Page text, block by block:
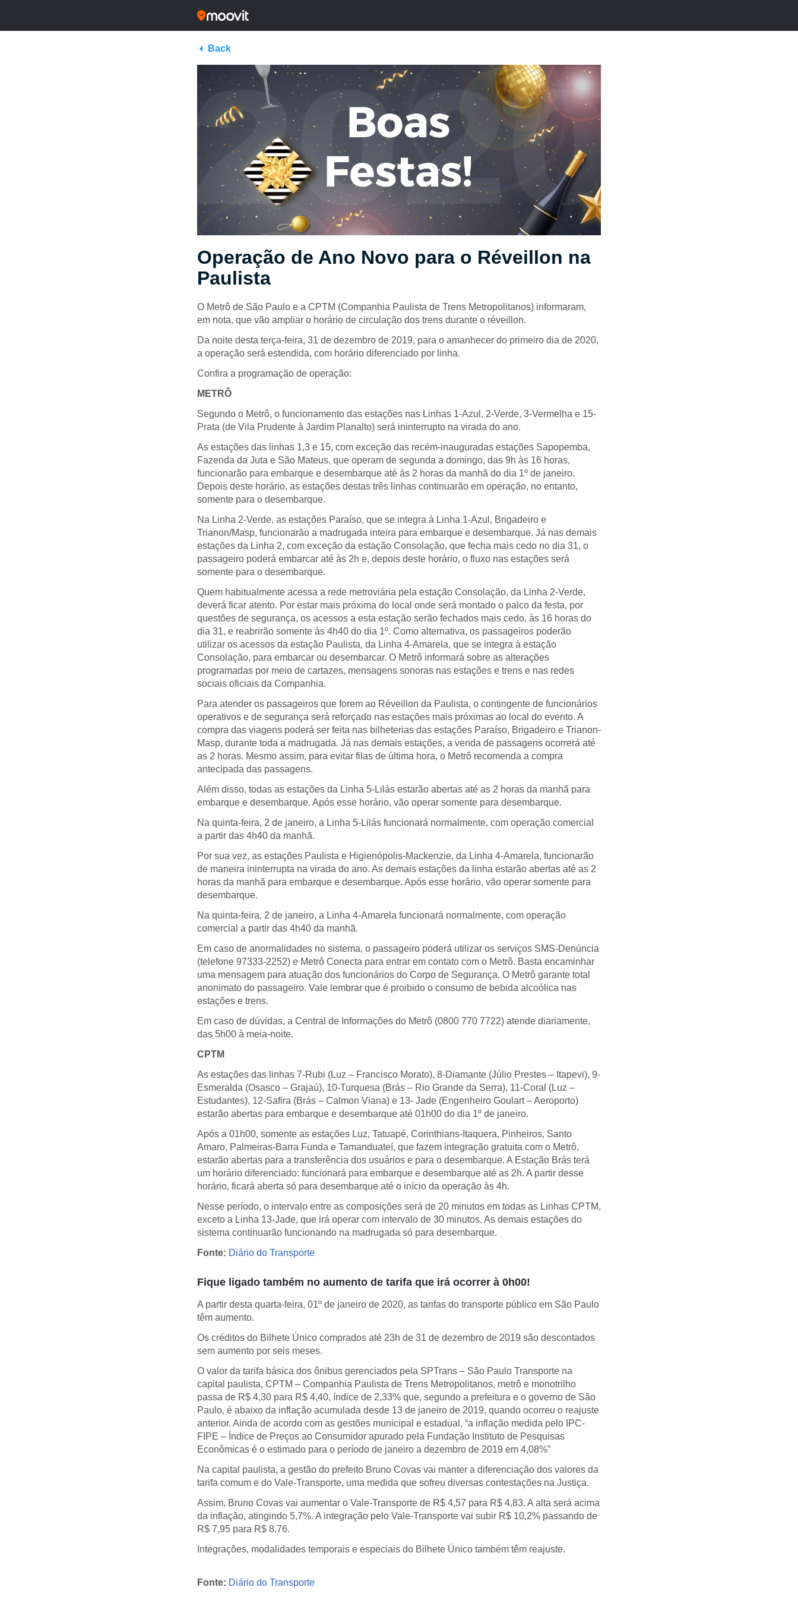
Back
Operação de Ano Novo para o Réveillon na
Paulista
O Metrô de São Paulo e a CPTM (Companhia Paulista de Trens Metropolitanos) informaram,
em nota, que vão ampliar o horário de circulação dos trens durante o réveillon.
Da noite desta terça-feira, 31 de dezembro de 2019, para o amanhecer do primeiro dia de 2020,
a operação será estendida, com horário diferenciado por linha.
Confira a programação de operação:
METRÔ
Segundo o Metrô, o funcionamento das estações nas Linhas 1-Azul, 2-Verde, 3-Vermelha e 15-
Prata (de Vila Prudente à Jardim Planalto) será ininterrupto na virada do ano.
As estações das linhas 1,3 e 15, com exceção das recém-inauguradas estações Sapopemba,
Fazenda da Juta e São Mateus, que operam de segunda a domingo, das 9h às 16 horas,
funcionarão para embarque e desembarque até às 2 horas da manhã do dia 1º de janeiro.
Depois deste horário, as estações destas três linhas continuarão em operação, no entanto,
somente para o desembarque.
Na Linha 2-Verde, as estações Paraíso, que se integra à Linha 1-Azul, Brigadeiro e
Trianon/Masp, funcionarão a madrugada inteira para embarque e desembarque. Já nas demais
estações da Linha 2, com exceção da estação Consolação, que fecha mais cedo no dia 31, o
passageiro poderá embarcar até às 2h e, depois deste horário, o fluxo nas estações será
somente para o desembarque.
Quem habitualmente acessa a rede metroviária pela estação Consolação, da Linha 2-Verde,
deverá ficar atento. Por estar mais próxima do local onde será montado o palco da festa, por
questões de segurança, os acessos a esta estação serão fechados mais cedo, às 16 horas do
dia 31, e reabrirão somente às 4h40 do dia 1º. Como alternativa, os passageiros poderão
utilizar os acessos da estação Paulista, da Linha 4-Amarela, que se integra à estação
Consolação, para embarcar ou desembarcar. O Metrô informará sobre as alterações
programadas por meio de cartazes, mensagens sonoras nas estações e trens e nas redes
sociais oficiais da Companhia.
Para atender os passageiros que forem ao Réveillon da Paulista, o contingente de funcionários
operativos e de segurança será reforçado nas estações mais próximas ao local do evento. A
compra das viagens poderá ser feita nas bilheterias das estações Paraíso, Brigadeiro e Trianon-
Masp, durante toda a madrugada. Já nas demais estações, a venda de passagens ocorrerá até
as 2 horas. Mesmo assim, para evitar filas de última hora, o Metrô recomenda a compra
antecipada das passagens.
Além disso, todas as estações da Linha 5-Lilás estarão abertas até as 2 horas da manhã para
embarque e desembarque. Após esse horário, vão operar somente para desembarque.
Na quinta-feira, 2 de janeiro, a Linha 5-Lilás funcionará normalmente, com operação comercial
a partir das 4h40 da manhã.
Por sua vez, as estações Paulista e Higienópolis-Mackenzie, da Linha 4-Amarela, funcionarão
de maneira ininterrupta na virada do ano. As demais estações da linha estarão abertas até as 2
horas da manhã para embarque e desembarque. Após esse horário, vão operar somente para
desembarque.
Na quinta-feira, 2 de janeiro, a Linha 4-Amarela funcionará normalmente, com operação
comercial a partir das 4h40 da manhã.
Em caso de anormalidades no sistema, o passageiro poderá utilizar os serviços SMS-Denúncia
(telefone 97333-2252) e Metrô Conecta para entrar em contato com o Metrô. Basta encaminhar
uma mensagem para atuação dos funcionários do Corpo de Segurança. O Metrô garante total
anonimato do passageiro. Vale lembrar que é proibido o consumo de bebida alcoólica nas
estações e trens.
Em caso de dúvidas, a Central de Informações do Metrô (0800 770 7722) atende diariamente,
das 5h00 à meia-noite.
CPTM
As estações das linhas 7-Rubi (Luz – Francisco Morato), 8-Diamante (Júlio Prestes – Itapevi), 9-
Esmeralda (Osasco – Grajaú), 10-Turquesa (Brás – Rio Grande da Serra), 11-Coral (Luz –
Estudantes), 12-Safira (Brás – Calmon Viana) e 13- Jade (Engenheiro Goulart – Aeroporto)
estarão abertas para embarque e desembarque até 01h00 do dia 1º de janeiro.
Após a 01h00, somente as estações Luz, Tatuapé, Corinthians-Itaquera, Pinheiros, Santo
Amaro, Palmeiras-Barra Funda e Tamanduateí, que fazem integração gratuita com o Metrô,
estarão abertas para a transferência dos usuários e para o desembarque. A Estação Brás terá
um horário diferenciado: funcionará para embarque e desembarque até as 2h. A partir desse
horário, ficará aberta só para desembarque até o início da operação às 4h.
Nesse período, o intervalo entre as composições será de 20 minutos em todas as Linhas CPTM,
exceto a Linha 13-Jade, que irá operar com intervalo de 30 minutos. As demais estações do
sistema continuarão funcionando na madrugada só para desembarque.
Fonte: Diário do Transporte
Fique ligado também no aumento de tarifa que irá ocorrer à 0h00!
A partir desta quarta-feira, 01º de janeiro de 2020, as tarifas do transporte público em São Paulo
têm aumento.
Os créditos do Bilhete Único comprados até 23h de 31 de dezembro de 2019 são descontados
sem aumento por seis meses.
O valor da tarifa básica dos ônibus gerenciados pela SPTrans – São Paulo Transporte na
capital paulista, CPTM – Companhia Paulista de Trens Metropolitanos, metrô e monotrilho
passa de R$ 4,30 para R$ 4,40, índice de 2,33% que, segundo a prefeitura e o governo de São
Paulo, é abaixo da inflação acumulada desde 13 de janeiro de 2019, quando ocorreu o reajuste
anterior. Ainda de acordo com as gestões municipal e estadual, “a inflação medida pelo IPC-
FIPE – Índice de Preços ao Consumidor apurado pela Fundação Instituto de Pesquisas
Econômicas é o estimado para o período de janeiro a dezembro de 2019 em 4,08%”
Na capital paulista, a gestão do prefeito Bruno Covas vai manter a diferenciação dos valores da
tarifa comum e do Vale-Transporte, uma medida que sofreu diversas contestações na Justiça.
Assim, Bruno Covas vai aumentar o Vale-Transporte de R$ 4,57 para R$ 4,83. A alta será acima
da inflação, atingindo 5,7%. A integração pelo Vale-Transporte vai subir R$ 10,2% passando de
R$ 7,95 para R$ 8,76.
Integrações, modalidades temporais e especiais do Bilhete Único também têm reajuste.
Fonte: Diário do Transporte